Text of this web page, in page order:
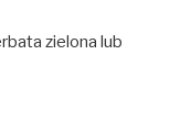
zielona lub